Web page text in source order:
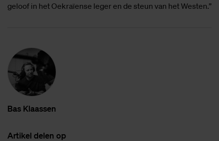
geloof in het Oekraïense leger en de steun van het Westen.”
Bas Klaas­sen
Ar­ti­kel de­len op